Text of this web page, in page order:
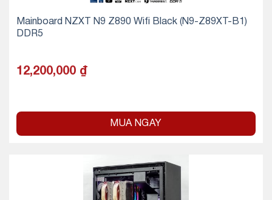
Mainboard NZXT N9 Z890 Wifi Black (N9-Z89XT-B1)
DDR5
12,200,000 ₫
MUA NGAY